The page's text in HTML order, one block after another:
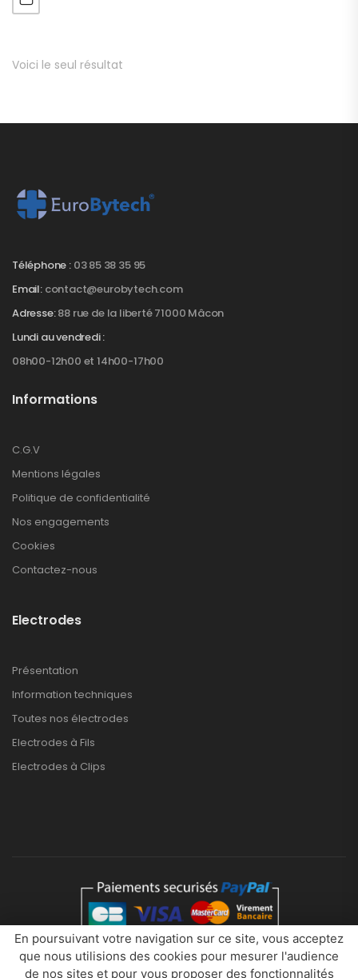
Voici le seul résultat
Téléphone : 03 85 38 35 95
Email: contact@eurobytech.com
Adresse:88 rue de la liberté 71000 Mâcon
Lundi au vendredi :
08h00-12h00 et 14h00-17h00
Informations
C.G.V
Mentions légales
Politique de confidentialité
Nos engagements
Cookies
Contactez-nous
Electrodes
Présentation
Information techniques
Toutes nos électrodes
Electrodes à Fils
Electrodes à Clips
Eurobytech © 2026. Tous droits réservés
En poursuivant votre navigation sur ce site, vous acceptez
que nous utilisions des cookies pour mesurer l'audience
de nos sites et pour vous proposer des fonctionnalités